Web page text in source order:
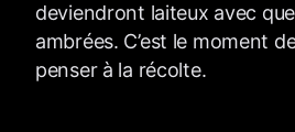
deviendront laiteux avec
ambrées. C’est le moment
penser à la récolte.